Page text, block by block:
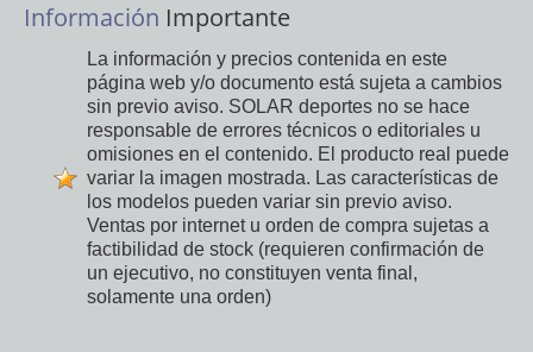
Información Importante
La información y precios contenida en este
página web y/o documento está sujeta a cambios
sin previo aviso. SOLAR deportes no se hace
responsable de errores técnicos o editoriales u
omisiones en el contenido. El producto real puede
variar la imagen mostrada. Las características de
los modelos pueden variar sin previo aviso.
Ventas por internet u orden de compra sujetas a
factibilidad de stock (requieren confirmación de
un ejecutivo, no constituyen venta final,
solamente una orden)